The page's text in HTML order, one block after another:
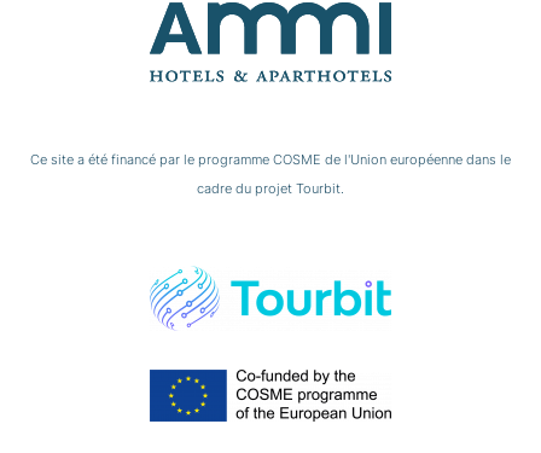
Ce site a été financé par le programme COSME de l'Union européenne dans le
cadre du projet Tourbit.